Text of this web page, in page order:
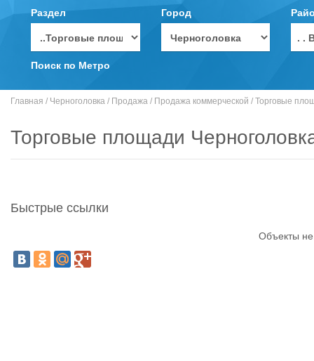
Раздел Город
. .
Поиск по Метро
Главная / Черноголовка / Продажа / Продажа коммерческой / Торговые
Торговые площади
Быстрые ссылки
Объекты